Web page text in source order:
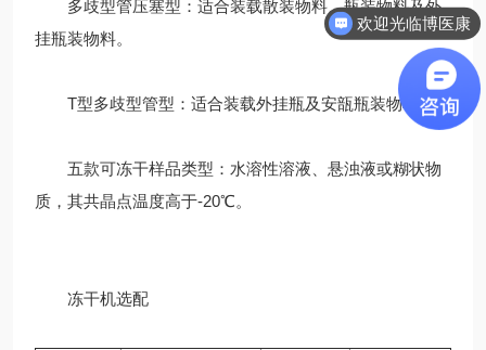
多歧型管压塞型：适合装载散装物料、瓶装物料及外
挂瓶装物料。
T型多歧型管型：适合装载外挂瓶及安瓿瓶装物料。
五款可冻干样品类型：水溶性溶液、悬浊液或糊状物
质，其共晶点温度高于-20℃。
冻干机选配
需要咨询什么